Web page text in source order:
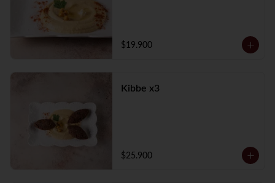
$19.900
Kibbe x3
$25.900